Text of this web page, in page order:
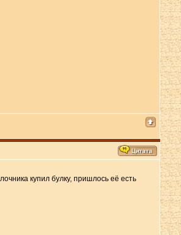
купил булку, пришлось её есть